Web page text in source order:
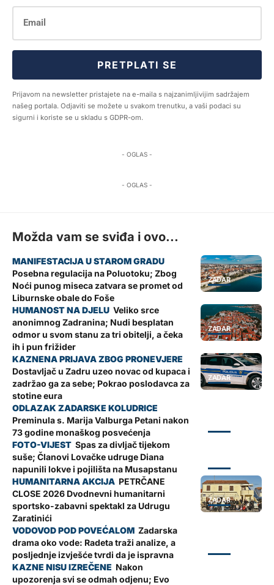
PRETPLATI SE
Prijavom na newsletter pristajete na e-maila s najzanimljivijim sadržajem
našeg portala. Odjaviti se možete u svakom trenutku, a vaši podaci su
sigurni i koriste se u skladu s GDPR-om.
- OGLAS -
- OGLAS -
Možda vam se sviđa i ovo...
ZADAR
Posebna regulacija na Poluotoku; Zbog
Noći punog miseca zatvara se promet od
Liburnske obale do Foše
ZADAR
Veliko srce
anonimnog Zadranina; Nudi besplatan
odmor u svom stanu za tri obitelji, a čeka
ih i pun frižider
ZADAR
Dostavljač u Zadru uzeo novac od kupaca i
zadržao ga za sebe; Pokrao poslodavca za
stotine eura
Preminula s. Marija Valburga Petani nakon
73 godine monaškog posvećenja
Spas za divljač tijekom
suše; Članovi Lovačke udruge Diana
napunili lokve i pojilišta na Musapstanu
ZADAR
PETRČANE
CLOSE 2026 Dvodnevni humanitarni
sportsko-zabavni spektakl za Udrugu
Zaratinići
Zadarska
drama oko vode: Radeta traži analize, a
posljednje izvješće tvrdi da je ispravna
Nakon
upozorenja svi se odmah odjenu; Evo